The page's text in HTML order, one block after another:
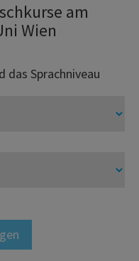
am
Wien
das Sprachniveau